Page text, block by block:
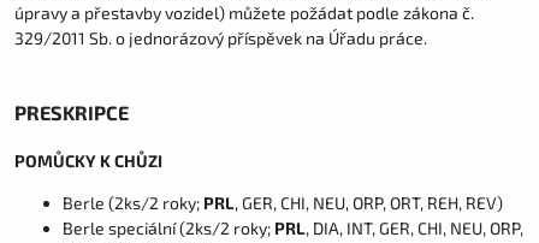
úpravy a přestavby vozidel) můžete požádat podle zákona č.
329/2011 Sb. o jednorázový příspěvek na Úřadu práce.
PRESKRIPCE
POMŮCKY K CHŮZI
Berle (2ks/2 roky; PRL, GER, CHI, NEU, ORP, ORT, REH, REV)
Berle speciální (2ks/2 roky; PRL, DIA, INT, GER, CHI, NEU, ORP,